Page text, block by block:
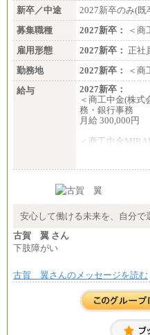
新卒／中途
2027新卒のみ(既
募集職種
2027新卒：
＜商
雇用形態
2027新卒： 正社
勤務地
2027新卒：
＜商
給与
2027新卒：
＜商工中金(株
務・銀行事務
月給 300,000円
＜商工中金
安心して働ける未来を、自分で
古賀 翼 さん
下肢障がい
古賀 翼さんのメッセージを読む